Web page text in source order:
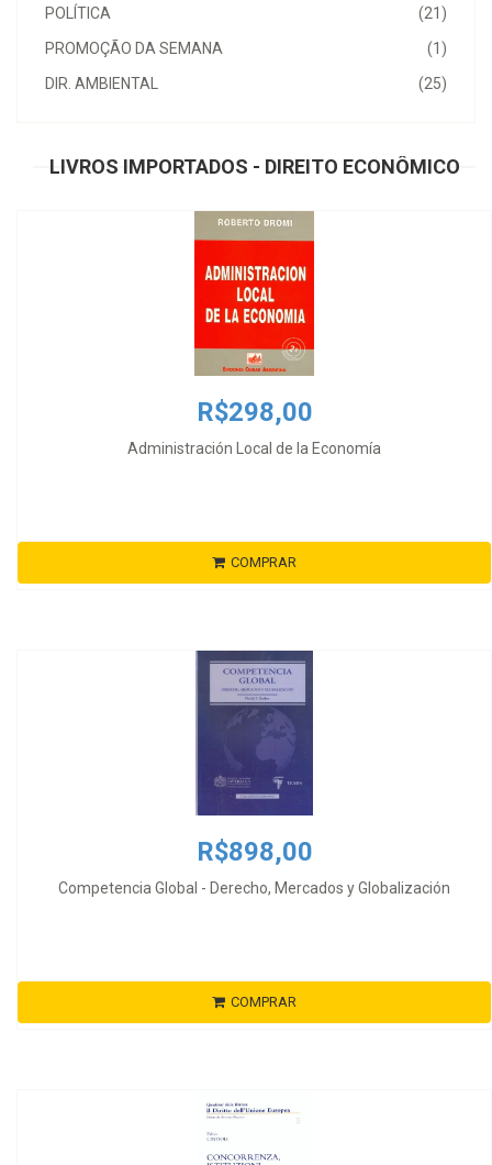
(21)
POLÍTICA
(1)
PROMOÇÃO DA SEMANA
(25)
DIR. AMBIENTAL
LIVROS IMPORTADOS - DIREITO ECONÔMICO
R$298,00
Administración Local de la Economía
COMPRAR
R$898,00
Competencia Global - Derecho, Mercados y Globalización
COMPRAR